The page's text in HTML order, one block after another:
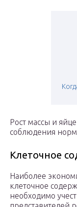
Рост массы и
соблюдения
Клеточное
Наиболее
клеточное
необходимо